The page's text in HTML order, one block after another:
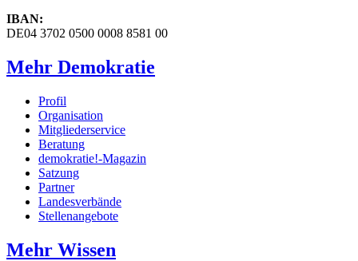
IBAN:
DE04 3702 0500 0008 8581 00
Mehr Demokratie
Profil
Organisation
Mitgliederservice
Beratung
demokratie!-Magazin
Satzung
Partner
Landesverbände
Stellenangebote
Mehr Wissen